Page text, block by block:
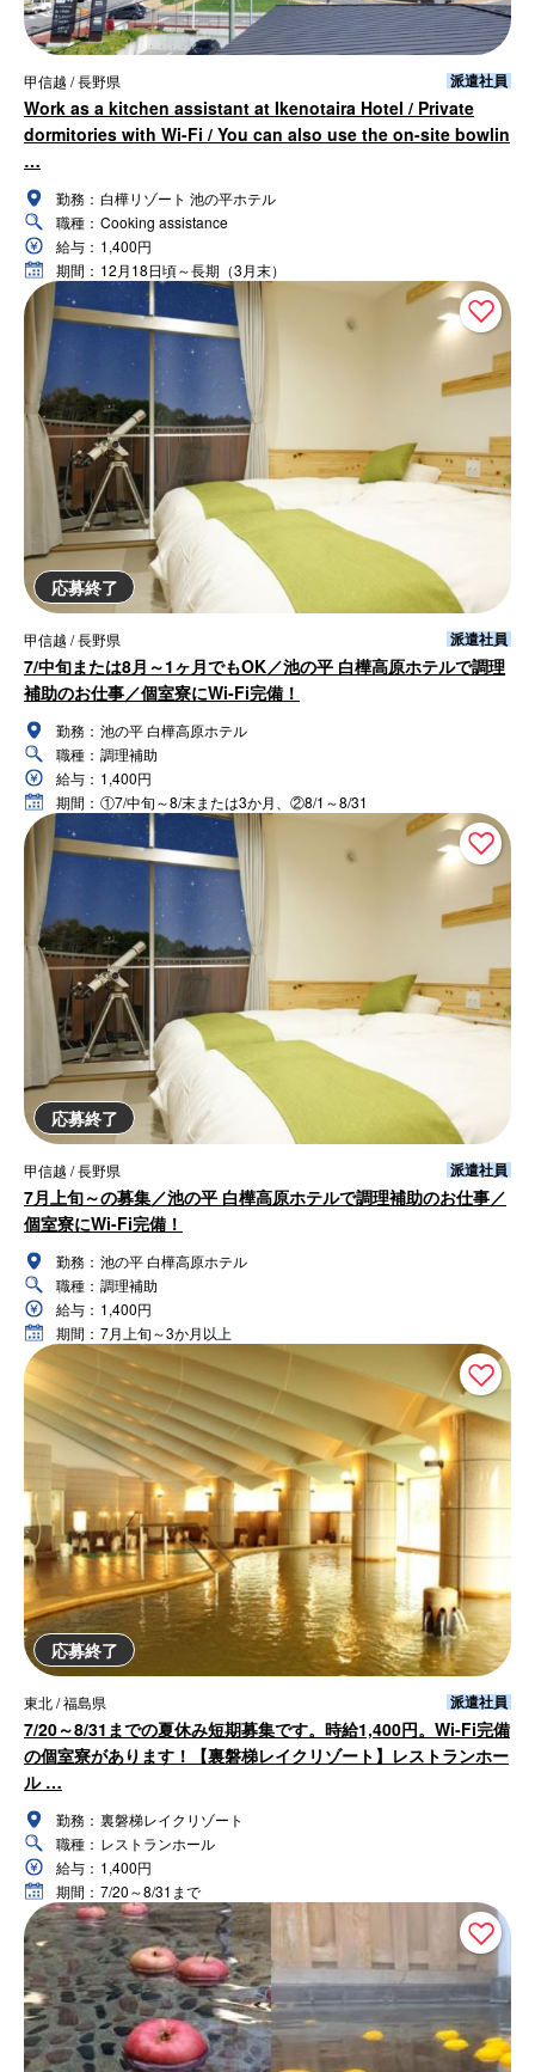
甲信越 / 長野県 派遣社員
Work as a kitchen assistant at Ikenotaira Hotel / Private
dormitories with Wi-Fi / You can also use the on-site bowlin
…
勤務： 白樺リゾート 池の平ホテル
職種： Cooking assistance
給与： 1,400円
期間： 12月18日頃～長期（3月末）
応募終了
甲信越 / 長野県 派遣社員
7/中旬または8月～1ヶ月でもOK／池の平 白樺高原ホテルで調理
補助のお仕事／個室寮にWi-Fi完備！
勤務： 池の平 白樺高原ホテル
職種： 調理補助
給与： 1,400円
期間： ①7/中旬～8/末または3か月、②8/1～8/31
応募終了
甲信越 / 長野県 派遣社員
7月上旬～の募集／池の平 白樺高原ホテルで調理補助のお仕事／
個室寮にWi-Fi完備！
勤務： 池の平 白樺高原ホテル
職種： 調理補助
給与： 1,400円
期間： 7月上旬～3か月以上
応募終了
東北 / 福島県 派遣社員
7/20～8/31までの夏休み短期募集です。時給1,400円。Wi-Fi完備
の個室寮があります！【裏磐梯レイクリゾート】レストランホー
ル …
勤務： 裏磐梯レイクリゾート
職種： レストランホール
給与： 1,400円
期間： 7/20～8/31まで